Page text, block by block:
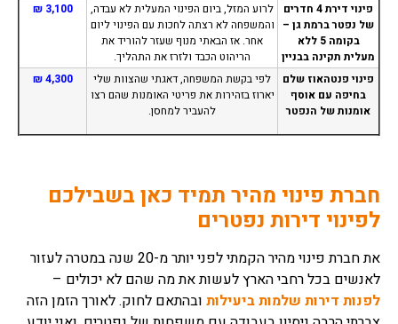
פינוי דירת 4 חדרים
של נפטר ברמת גן –
בקומה 5 ללא
מעלית תקינה בבניין
לרוע המזל, ביום הפינוי המעלית לא עבדה,
והמשפחה לא רצתה לחכות עם הפינוי ליום
אחר. אז הבאתי מנוף שעזר להוריד את
הריהוט הכבד ולזרז את התהליך.
3,100 ₪
פינוי פנטהאוז שלם
בחיפה עם אוסף
אומנות של הנפטר
לפי בקשת המשפחה, דאגתי שהצוות שלי
יארוז בזהירות את פריטי האומנות שהם רצו
להעביר למחסן.
4,300 ₪
חברת פינוי מהיר תמיד כאן בשבילכם
לפינוי דירות נפטרים
את חברת פינוי מהיר הקמתי לפני יותר מ-20 שנה במטרה לעזור
לאנשים בכל רחבי הארץ לעשות את מה שהם לא יכולים –
לפנות דירות שלמות ביעילות ובהתאם לחוק. לאורך הזמן הזה